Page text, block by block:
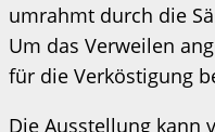
umrahmt durch die
Um das Verweilen
für die Verköstigung
Die Ausstellung kann